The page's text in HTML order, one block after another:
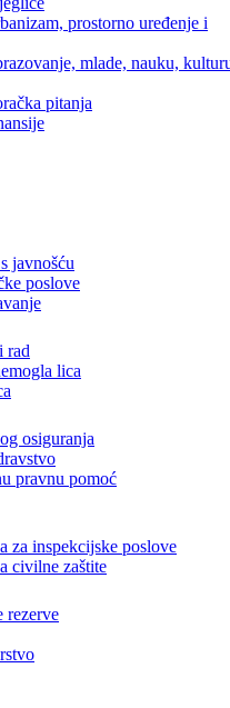
poslove
politiku, zdravstvo,
prostorno uređenje i
mlade, nauku,
pitanja
javnošću
poslove
lica
osiguranja
pravnu pomoć
za inspekcijske poslove
civilne zaštite